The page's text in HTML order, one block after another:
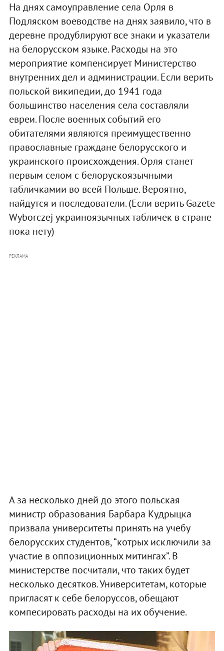
На днях самоуправление села Орля в
Подляском воеводстве на днях заявило, что в
деревне продублируют все знаки и указатели
на белорусском языке. Расходы на это
мероприятие компенсирует Министерство
внутренних дел и администрации. Если верить
польской википедии, до 1941 года
большинство населения села составляли
евреи. После военных событий его
обитателями являются преимущественно
православные граждане белорусского и
украинского происхождения. Орля станет
первым селом с белорускоязычными
табличкамии во всей Польше. Вероятно,
найдутся и последователи. (Если верить Gazete
Wyborczej украиноязычных табличек в стране
пока нету)
РЕКЛАМА
А за несколько дней до этого польская
министр образования Барбара Кудрыцка
призвала университеты принять на учебу
белорусских студентов, “котрых исключили за
участие в оппозиционных митингах”. В
министерстве посчитали, что таких будет
несколько десятков. Университетам, которые
пригласят к себе белоруссов, обещают
компесировать расходы на их обучение.